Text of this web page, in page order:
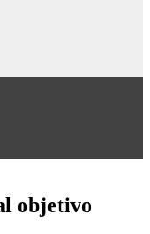
objetivo